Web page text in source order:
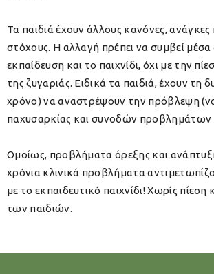
Τα παιδιά έχουν άλλους κανόνες, ανάγκες
στόχους. Η αλλαγή πρέπει να συμβεί
εκπαίδευση και το παιχνίδι, όχι με την
της ζυγαριάς. Ειδικά τα παιδιά, έχουν τη
χρόνο) να αναστρέψουν την πρόβλεψη
παχυσαρκίας και συνοδών προβλημάτων
Ομοίως, προβλήματα όρεξης και
χρόνια κλινικά προβλήματα
με το εκπαιδευτικό παιχνίδι! Χωρίς πίεση
των παιδιών.